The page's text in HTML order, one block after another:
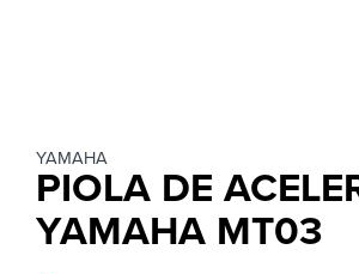
YAMAHA
PIOLA DE
YAMAHA MT03